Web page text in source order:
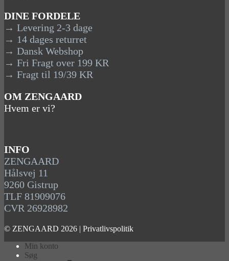
DINE FORDELE
→ Levering 2-3 dage
→ 14 dages returret
→ Dansk Webshop
→ Fri Fragt over 199 KR
→ Fragt til 19/39 KR
OM ZENGAARD
Hvem er vi?
INFO
ZENGAARD
Hålsvej 11
9260 Gistrup
TLF 81909076
CVR 26928982
© ZENGAARD 2026 | Privatlivspolitik
Min konto
Søg